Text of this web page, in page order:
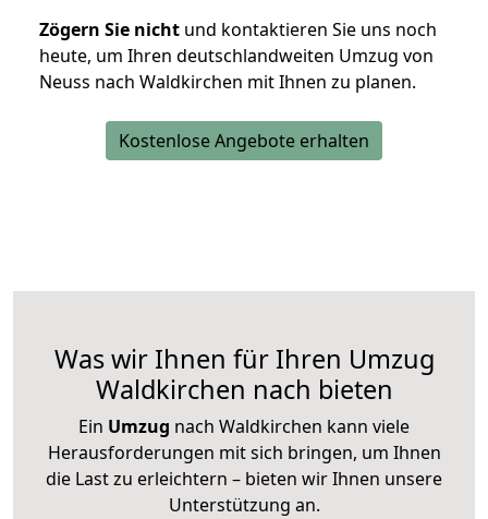
Zögern Sie nicht und kontaktieren Sie uns noch
heute, um Ihren deutschlandweiten Umzug von
Neuss nach Waldkirchen mit Ihnen zu planen.
Kostenlose Angebote erhalten
Was wir Ihnen für Ihren Umzug
Waldkirchen nach bieten
Ein Umzug nach Waldkirchen kann viele
Herausforderungen mit sich bringen, um Ihnen
die Last zu erleichtern – bieten wir Ihnen unsere
Unterstützung an.